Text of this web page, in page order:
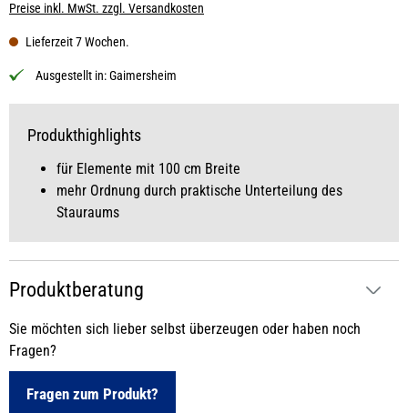
Produkthighlights
für Elemente mit 100 cm Breite
mehr Ordnung durch praktische Unterteilung des
Stauraums
Preise inkl. MwSt. zzgl. Versandkosten
Lieferzeit 7 Wochen.
Ausgestellt in:Gaimersheim
Produktberatung
Sie möchten sich lieber selbst überzeugen oder haben noch
Fragen?
Fragen zum Produkt?